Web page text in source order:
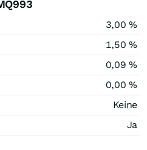
3,00 %
1,50 %
0,09 %
0,00 %
Keine
Ja